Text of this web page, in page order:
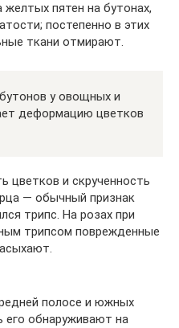
пятен на бутонах,
постепенно в этих
ткани отмирают.
у овощных и
деформацию цветков
цветков и скрученность
— обычный признак
трипс. На розах при
трипсом поврежденные
полосе и южных
его обнаруживают на